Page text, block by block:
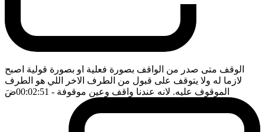
الوقف متى صدر من الواقف بصورة فعلية او بصورة قولية اصبح
لازما له ولا يتوقف على قبول من الطرف الاخر اللي هو الطرف
الموقوف عليه. لانه عندنا واقف وعين موقوفة - 00:02:51 ضَ